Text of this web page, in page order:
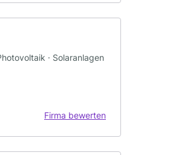
· Solaranlagen
Firma bewerten